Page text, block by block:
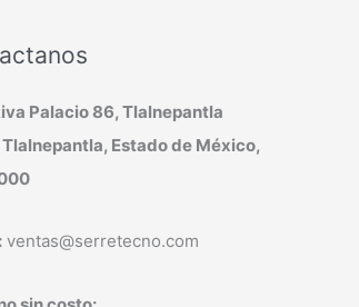
Palacio 86, Tlalnepantla
Estado de México,
ventas@serretecno.com